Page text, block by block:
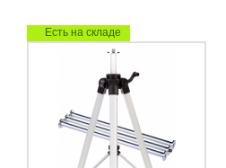
Есть на складе